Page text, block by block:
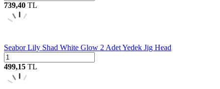
739,40 TL
Seabor Lily Shad White Glow 2 Adet Yedek Jig Head
499,15 TL